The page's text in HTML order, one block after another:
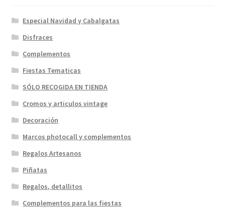
Especial Navidad y Cabalgatas
Disfraces
Complementos
Fiestas Tematicas
SÓLO RECOGIDA EN TIENDA
Cromos y articulos vintage
Decoración
Marcos photocall y complementos
Regalos Artesanos
Piñatas
Regalos, detallitos
Complementos para las fiestas